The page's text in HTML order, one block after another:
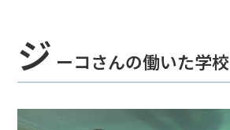
ジ ーコさんの働いた学校